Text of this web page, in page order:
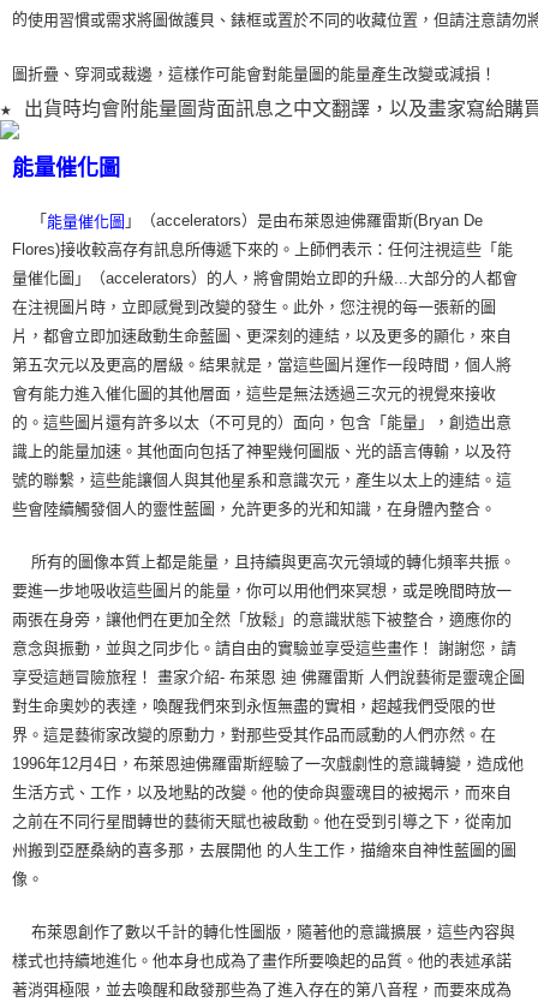
的使用習慣或需求將圖做護貝、錶框或置於不同的收藏位置，但請注意請勿
圖折疊、穿洞或裁邊，這樣作可能會對能量圖的能量產生改變或減損！
★ 出貨時均會附能量圖背面訊息之中文翻譯，以及畫家寫給購
能量催化圖
「 能量催化圖 」（accelerators）是由布萊恩迪佛羅雷斯(Bryan De
Flores)接收較高存有訊息所傳遞下來的。上師們表示：任何注視這些「能
量催化圖」（accelerators）的人，將會開始立即的升級...大部分的人都會
在注視圖片時，立即感覺到改變的發生。此外，您注視的每一張新的圖
片，都會立即加速啟動生命藍圖、更深刻的連結，以及更多的顯化，來自
第五次元以及更高的層級。結果就是，當這些圖片運作一段時間，個人將
會有能力進入催化圖的其他層面，這些是無法透過三次元的視覺來接收
的。這些圖片還有許多以太（不可見的）面向，包含「能量」，創造出意
識上的能量加速。其他面向包括了神聖幾何圖版、光的語言傳輸，以及符
號的聯繫，這些能讓個人與其他星系和意識次元，產生以太上的連結。這
些會陸續觸發個人的靈性藍圖，允許更多的光和知識，在身體內整合。
所有的圖像本質上都是能量，且持續與更高次元領域的轉化頻率共振。
要進一步地吸收這些圖片的能量，你可以用他們來冥想，或是晚間時放一
兩張在身旁，讓他們在更加全然「放鬆」的意識狀態下被整合，適應你的
意念與振動，並與之同步化。請自由的實驗並享受這些畫作！ 謝謝您，請
享受這趟冒險旅程！ 畫家介紹- 布萊恩 迪 佛羅雷斯 人們說藝術是靈魂企圖
對生命奧妙的表達，喚醒我們來到永恆無盡的實相，超越我們受限的世
界。這是藝術家改變的原動力，對那些受其作品而感動的人們亦然。在
1996年12月4日，布萊恩迪佛羅雷斯經驗了一次戲劇性的意識轉變，造成他
生活方式、工作，以及地點的改變。他的使命與靈魂目的被揭示，而來自
之前在不同行星間轉世的藝術天賦也被啟動。他在受到引導之下，從南加
州搬到亞歷桑納的喜多那，去展開他 的人生工作，描繪來自神性藍圖的圖
像。
布萊恩創作了數以千計的轉化性圖版，隨著他的意識擴展，這些內容與
樣式也持續地進化。他本身也成為了畫作所要喚起的品質。他的表述承諾
著消弭極限，並去喚醒和啟發那些為了進入存在的第八音程，而要來成為